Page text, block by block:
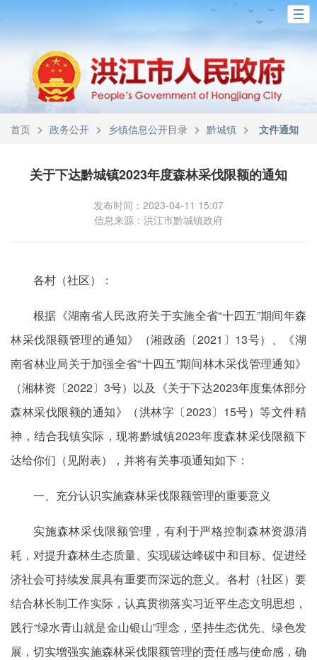
首页 > 政务公开 > 乡镇信息公开目录 > 黔城镇 > 文件通知
关于下达黔城镇2023年度森林采伐限额的通知
发布时间：2023-04-11 15:07
信息来源：洪江市黔城镇政府
各村（社区）：
根据《湖南省人民政府关于实施全省“十四五”期间年森
林采伐限额管理的通知》（湘政函〔2021〕13号）、《湖
南省林业局关于加强全省“十四五”期间林木采伐管理通知》
（湘林资〔2022〕3号）以及《关于下达2023年度集体部分
森林采伐限额的通知》（洪林字〔2023〕15号）等文件精
神，结合我镇实际，现将黔城镇2023年度森林采伐限额下
达给你们（见附表），并将有关事项通知如下：
一、充分认识实施森林采伐限额管理的重要意义
实施森林采伐限额管理，有利于严格控制森林资源消
耗，对提升森林生态质量、实现碳达峰碳中和目标、促进经
济社会可持续发展具有重要而深远的意义。各村（社区）要
结合林长制工作实际，认真贯彻落实习近平生态文明思想，
践行“绿水青山就是金山银山”理念，坚持生态优先、绿色发
展，切实增强实施森林采伐限额管理的责任感与使命感，确